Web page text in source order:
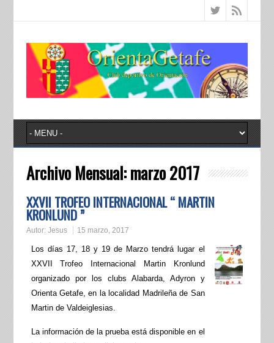
Archivo Mensual:marzo 2017
XXVII TROFEO INTERNACIONAL “ MARTIN
KRONLUND ”
Autor: Jesus 15 marzo, 2017
Los días 17, 18 y 19 de Marzo tendrá lugar el
XXVII Trofeo Internacional Martin Kronlund
organizado por los clubs Alabarda, Adyron y
Orienta Getafe, en la localidad Madrileña de San
Martin de Valdeiglesias.
La información de la prueba está disponible en el